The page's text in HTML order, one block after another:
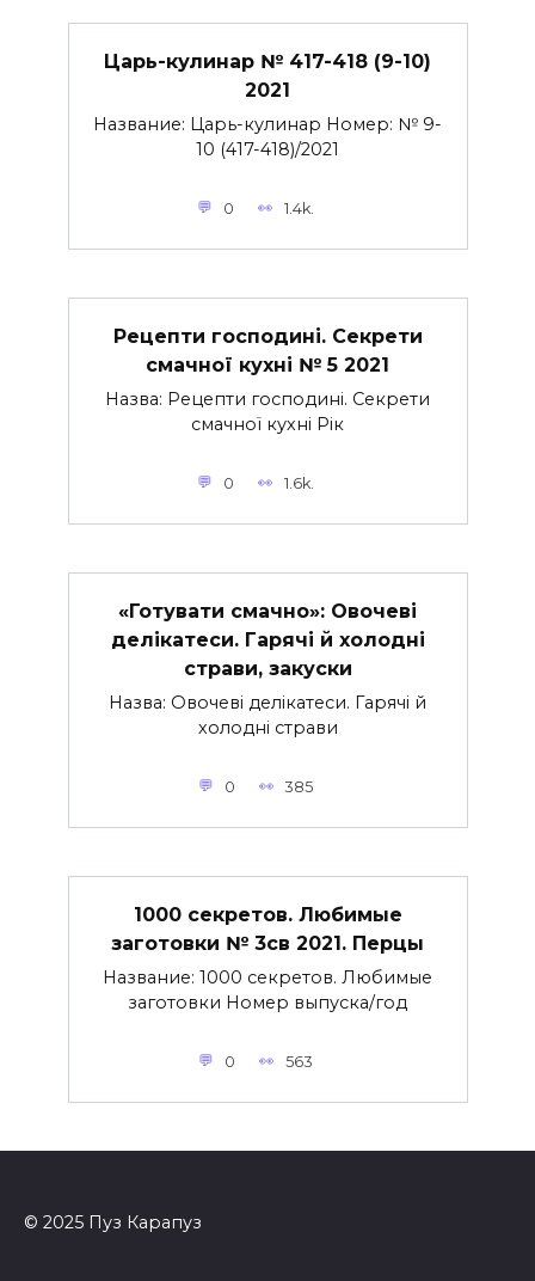
Царь-кулинар № 417-418 (9-10)
2021
Название: Царь-кулинар Номер: № 9-
10 (417-418)/2021
0 1.4k.
Рецепти господині. Секрети
смачної кухні № 5 2021
Назва: Рецепти господині. Секрети
смачної кухні Рік
0 1.6k.
«Готувати смачно»: Овочеві
делікатеси. Гарячі й холодні
страви, закуски
Назва: Овочеві делікатеси. Гарячі й
холодні страви
0 385
1000 секретов. Любимые
заготовки № 3св 2021. Перцы
Название: 1000 секретов. Любимые
заготовки Номер выпуска/год
0 563
© 2025 Пуз Карапуз